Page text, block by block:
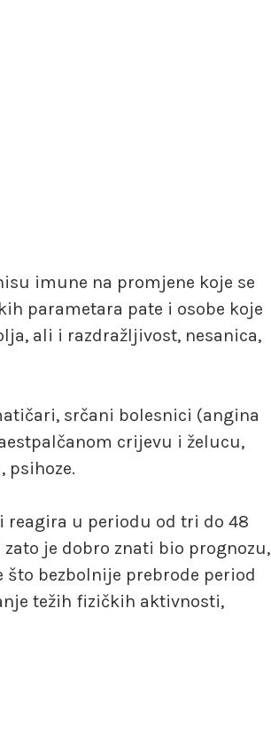
imune na promjene koje se
parametara pate i osobe koje
ali i razdražljivost, nesanica,
srčani bolesnici (angina
crijevu i želucu,
psihoze.
u periodu od tri do 48
je dobro znati bio prognozu,
što bezbolnije prebrode period
težih fizičkih aktivnosti,